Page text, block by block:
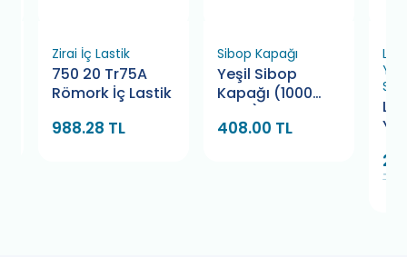
Zirai İç Lastik
750 20 Tr75A
Römork İç Lastik
988.28 TL
Sibop Kapağı
Yeşil Sibop
Kapağı (1000
Adet)
408.00 TL
TL